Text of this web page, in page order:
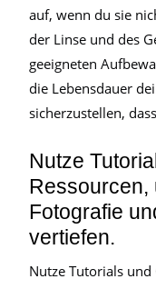
auf, wenn du sie
der Linse und des
geeigneten
die Lebensdauer
sicherzustellen,
Nutze
Ressourcen,
Fotografie
vertiefen.
Nutze Tutorials